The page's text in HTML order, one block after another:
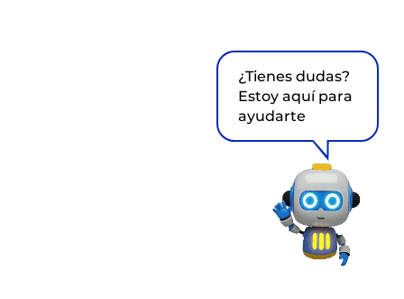
¿Tienes dudas?
Estoy aquí para
ayudarte